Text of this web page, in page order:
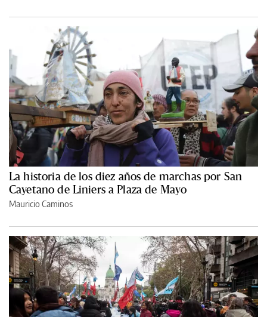
La historia de los diez años de marchas por San
Cayetano de Liniers a Plaza de Mayo
Mauricio Caminos